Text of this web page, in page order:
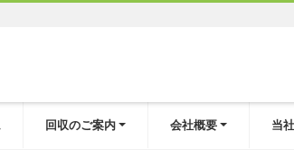
回収のご案内 会社概要 当